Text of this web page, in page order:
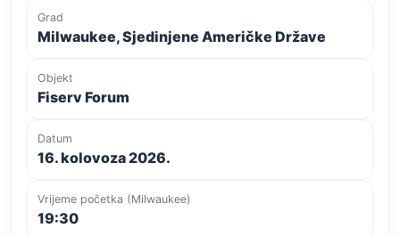
Grad
Milwaukee, Sjedinjene Američke Države
Objekt
Fiserv Forum
Datum
16. kolovoza 2026.
Vrijeme početka (Milwaukee)
19:30